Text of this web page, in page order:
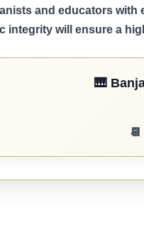
and educators
integrity will ensure a
🎹